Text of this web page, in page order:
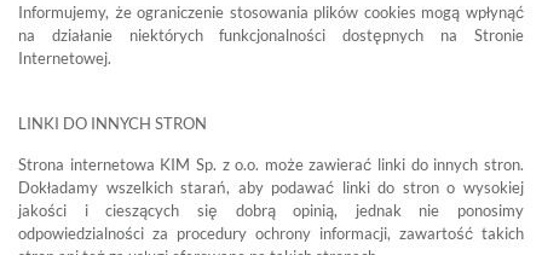
Informujemy, że ograniczenie stosowania plików cookies mogą wpłynąć
na działanie niektórych funkcjonalności dostępnych na Stronie
Internetowej.
LINKI DO INNYCH STRON
Strona internetowa KIM Sp. z o.o. może zawierać linki do innych stron.
Dokładamy wszelkich starań, aby podawać linki do stron o wysokiej
jakości i cieszących się dobrą opinią, jednak nie ponosimy
odpowiedzialności za procedury ochrony informacji, zawartość takich